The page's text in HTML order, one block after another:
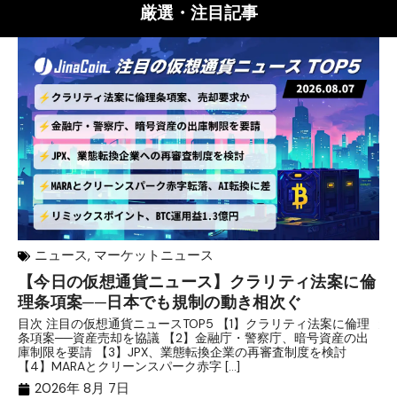
厳選・注目記事
ニュース, マーケットニュース
【今日の仮想通貨ニュース】クラリティ法案に倫
理条項案──日本でも規制の動き相次ぐ
目次 注目の仮想通貨ニュースTOP5 【1】クラリティ法案に倫理
条項案──資産売却を協議 【2】金融庁・警察庁、暗号資産の出
庫制限を要請 【3】JPX、業態転換企業の再審査制度を検討
【4】MARAとクリーンスパーク赤字 […]
2026年 8月 7日